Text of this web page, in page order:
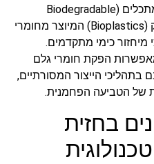
בפיתוח פולימרים ביו-מתכלים (Biodegradable
Polymers), ביו-פלסטיק (Bioplastics) המיוצר מחומרי
כימי מתקדמים.
הפקת חומרי גלם
בתהליכי הייצור המסורתיים,
של הטביעה הפחמנית.
בחזית